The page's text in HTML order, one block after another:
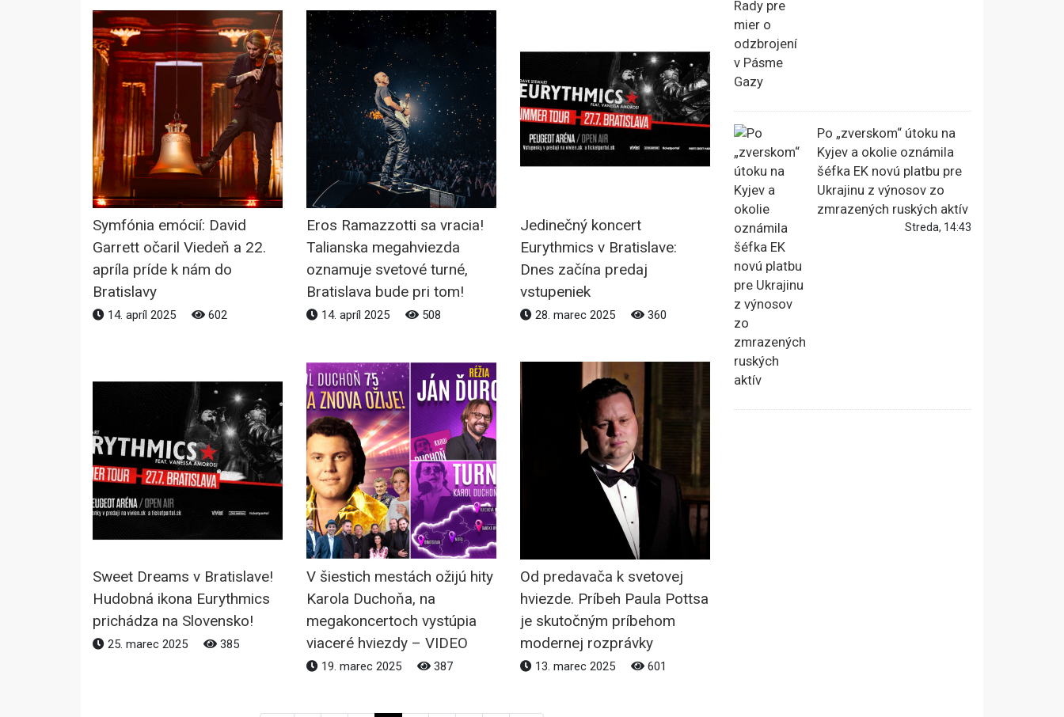
Symfónia emócií: David
Garrett očaril Viedeň a 22.
apríla príde k nám do
Bratislavy
14. apríl 2025 602
Eros Ramazzotti sa vracia!
Talianska megahviezda
oznamuje svetové turné,
Bratislava bude pri tom!
14. apríl 2025 508
Jedinečný koncert
Eurythmics v Bratislave:
Dnes začína predaj
vstupeniek
28. marec 2025 360
Sweet Dreams v Bratislave!
Hudobná ikona Eurythmics
prichádza na Slovensko!
25. marec 2025 385
V šiestich mestách ožijú hity
Karola Duchoňa, na
megakoncertoch vystúpia
viaceré hviezdy – VIDEO
19. marec 2025 387
Od predavača k svetovej
hviezde. Príbeh Paula Pottsa
je skutočným príbehom
modernej rozprávky
13. marec 2025 601
Po „zverskom“ útoku na
Kyjev a okolie oznámila
šéfka EK novú platbu pre
Ukrajinu z výnosov zo
zmrazených ruských aktív
Streda, 14:43